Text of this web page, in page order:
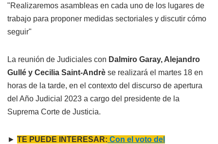
"Realizaremos asambleas en cada uno de los lugares de
trabajo para proponer medidas sectoriales y discutir cómo
seguir"
La reunión de Judiciales con Dalmiro Garay, Alejandro
Gullé y Cecilia Saint-Andrè se realizará el martes 18 en
horas de la tarde, en el contexto del discurso de apertura
del Año Judicial 2023 a cargo del presidente de la
Suprema Corte de Justicia.
► TE PUEDE INTERESAR: Con el voto del